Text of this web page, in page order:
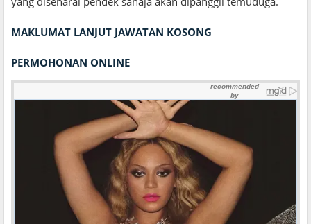
MAKLUMAT LANJUT JAWATAN KOSONG
PERMOHONAN ONLINE